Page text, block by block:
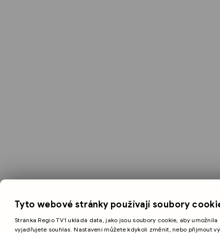
Tyto webové stránky používají soubory
Stránka Regio TV1 ukládá data, jako jsou soubory cookie, aby
vyjadřujete souhlas. Nastavení můžete kdykoli změnit, nebo přijmout